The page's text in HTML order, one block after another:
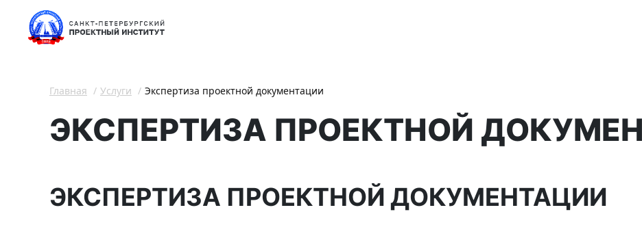
Главная Услуги Экспертиза проектной документации
ЭКСПЕРТИЗА ПРОЕКТНОЙ
ЭКСПЕРТИЗА ПРОЕКТНОЙ ДОКУМЕНТАЦИИ